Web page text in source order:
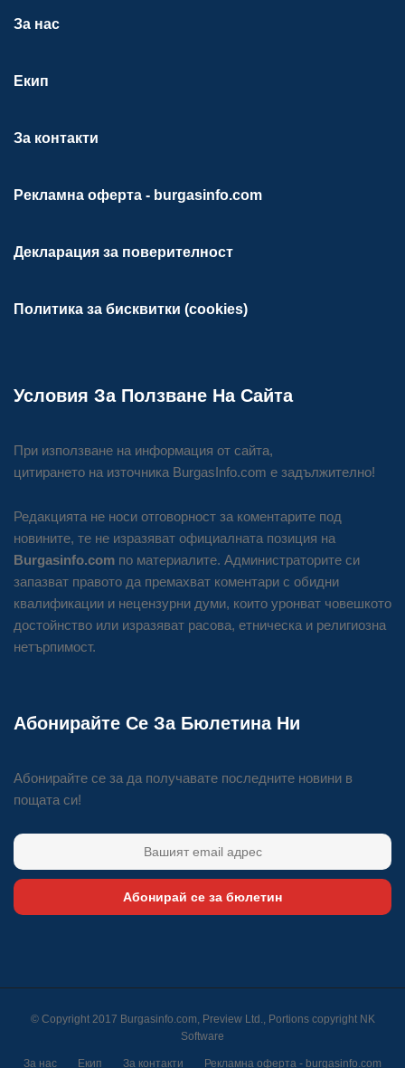
За нас
Екип
За контакти
Рекламна оферта - burgasinfo.com
Декларация за поверителност
Политика за бисквитки (cookies)
Условия За Ползване На Сайта
При използване на информация от сайта,
цитирането на източника BurgasInfo.com е задължително!
Редакцията не носи отговорност за коментарите под
новините, те не изразяват официалната позиция на
Burgasinfo.com по материалите. Администраторите си
запазват правото да премахват коментари с обидни
квалификации и нецензурни думи, които уронват човешкото
достойнство или изразяват расова, етническа и религиозна
нетърпимост.
Абонирайте Се За Бюлетина Ни
Абонирайте се за да получавате последните новини в
пощата си!
Абонирай се за бюлетин
© Copyright 2017 Burgasinfo.com, Preview Ltd., Portions copyright NK
Software
За нас Екип За контакти Рекламна оферта - burgasinfo.com